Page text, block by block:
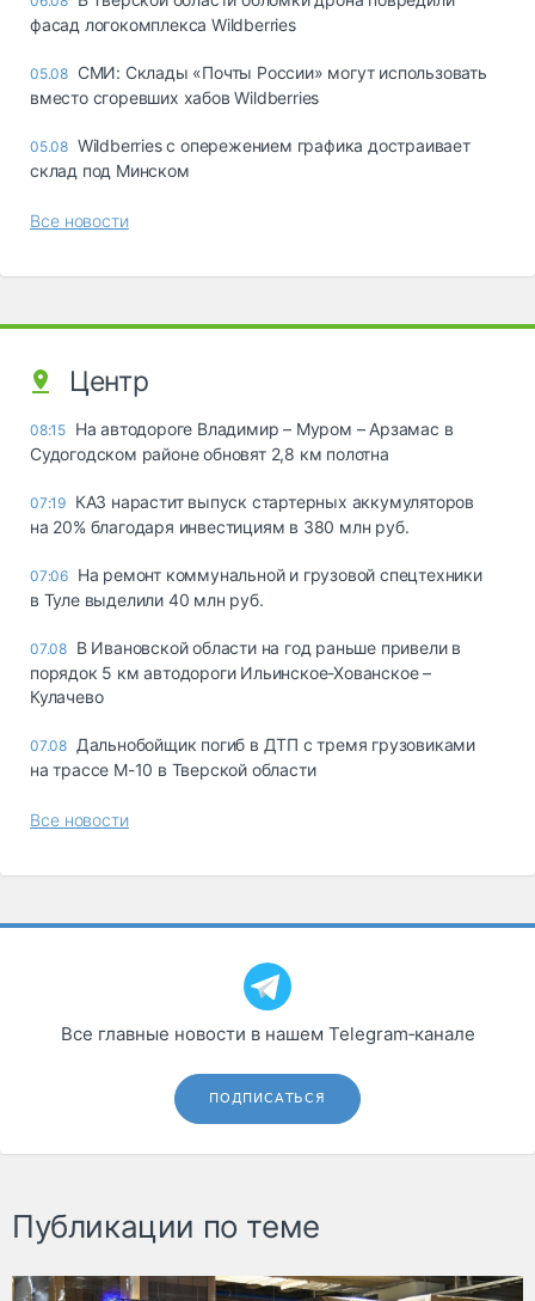
фасад логокомплекса Wildberries
05.08 СМИ: Склады «Почты России» могут использовать
вместо сгоревших хабов Wildberries
05.08 Wildberries с опережением графика достраивает
склад под Минском
Все новости
Центр
08:15 На автодороге Владимир – Муром – Арзамас в
Судогодском районе обновят 2,8 км полотна
07:19 КАЗ нарастит выпуск стартерных аккумуляторов
на 20% благодаря инвестициям в 380 млн руб.
07:06 На ремонт коммунальной и грузовой спецтехники
в Туле выделили 40 млн руб.
07.08 В Ивановской области на год раньше привели в
порядок 5 км автодороги Ильинское-Хованское –
Кулачево
07.08 Дальнобойщик погиб в ДТП с тремя грузовиками
на трассе М-10 в Тверской области
Все новости
Все главные новости в нашем Telegram‑канале
ПОДПИСАТЬСЯ
Публикации по теме